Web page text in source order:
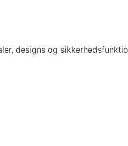
designs og